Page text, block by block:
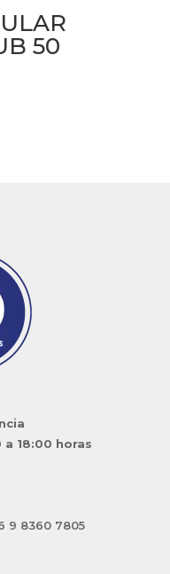
50
a 18:00 horas
9 8360 7805